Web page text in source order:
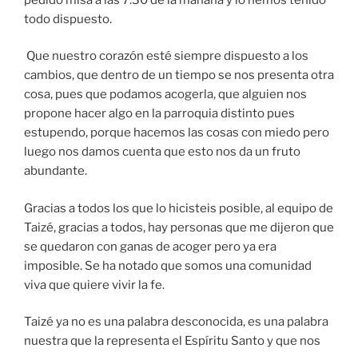
todo dispuesto.
Que nuestro corazón esté siempre dispuesto a los
cambios, que dentro de un tiempo se nos presenta otra
cosa, pues que podamos acogerla, que alguien nos
propone hacer algo en la parroquia distinto pues
estupendo, porque hacemos las cosas con miedo pero
luego nos damos cuenta que esto nos da un fruto
abundante.
Gracias a todos los que lo hicisteis posible, al equipo de
Taizé, gracias a todos, hay personas que me dijeron que
se quedaron con ganas de acoger pero ya era
imposible. Se ha notado que somos una comunidad
viva que quiere vivir la fe.
Taizé ya no es una palabra desconocida, es una palabra
nuestra que la representa el Espíritu Santo y que nos